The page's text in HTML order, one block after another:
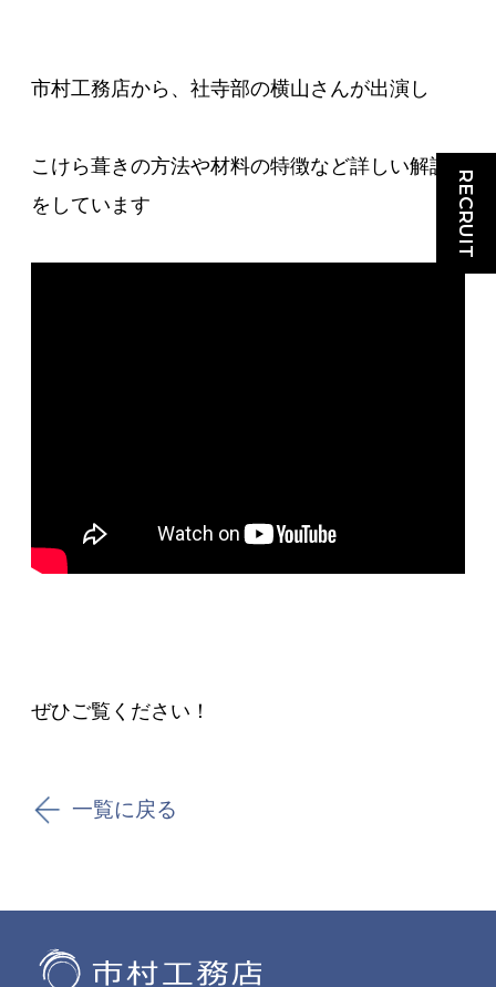
市村工務店から、社寺部の横山さんが出演し
こけら葺きの方法や材料の特徴など詳しい解説
をしています
ぜひご覧ください！
一覧に戻る
RECRUIT